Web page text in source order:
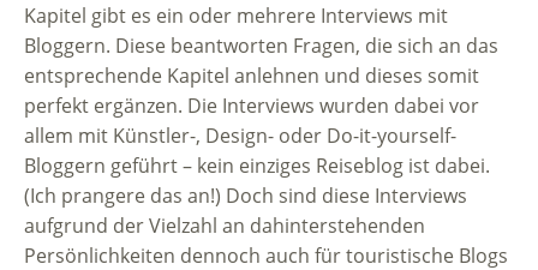
Kapitel gibt es ein oder mehrere Interviews mit
Bloggern. Diese beantworten Fragen, die sich an das
entsprechende Kapitel anlehnen und dieses somit
perfekt ergänzen. Die Interviews wurden dabei vor
allem mit Künstler-, Design- oder Do-it-yourself-
Bloggern geführt – kein einziges Reiseblog ist dabei.
(Ich prangere das an!) Doch sind diese Interviews
aufgrund der Vielzahl an dahinterstehenden
Persönlichkeiten dennoch auch für touristische Blogs